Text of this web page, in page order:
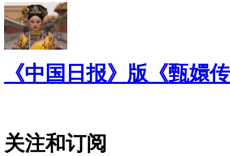
《中国日报》版《甄嬛
关注和订阅